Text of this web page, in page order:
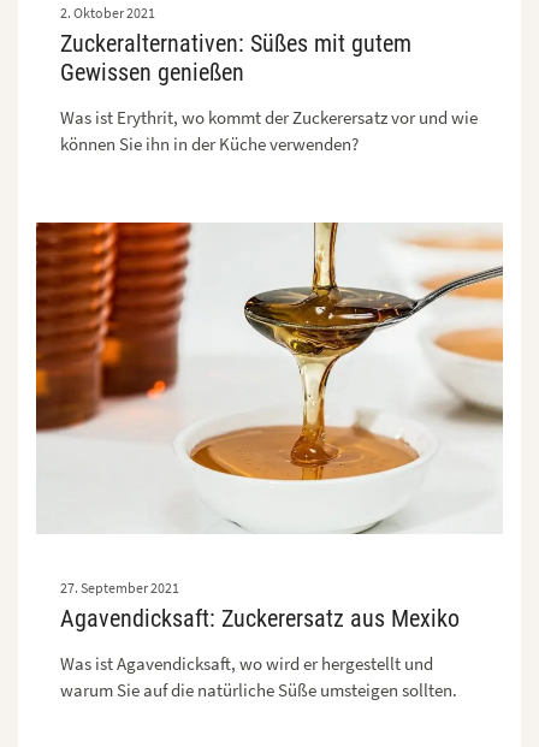
Zuckeralternativen: Süßes mit gutem
Gewissen genießen
2. Oktober 2021
Was ist Erythrit, wo kommt der Zuckerersatz vor und wie
können Sie ihn in der Küche verwenden?
Agavendicksaft: Zuckerersatz aus Mexiko
27. September 2021
Was ist Agavendicksaft, wo wird er hergestellt und
warum Sie auf die natürliche Süße umsteigen sollten.